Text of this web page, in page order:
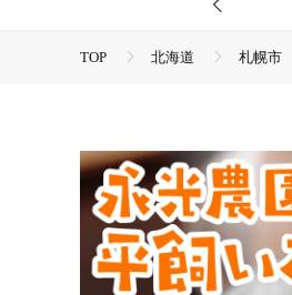
TOP 北海道 札幌市